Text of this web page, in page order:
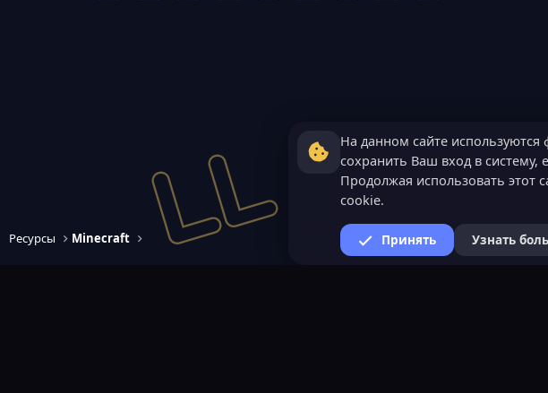
Ресурсы Minecraft
На данном сайте
сохранить Ваш вход в систему,
Продолжая использовать этот
cookie.
Принять Узнать